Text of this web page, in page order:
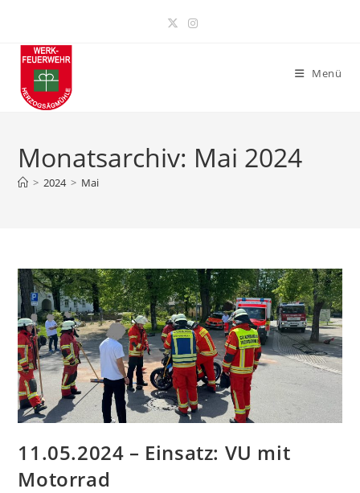
springen
Menü
Monatsarchiv: Mai 2024
> 2024 > Mai
11.05.2024 – Einsatz: VU mit
Motorrad